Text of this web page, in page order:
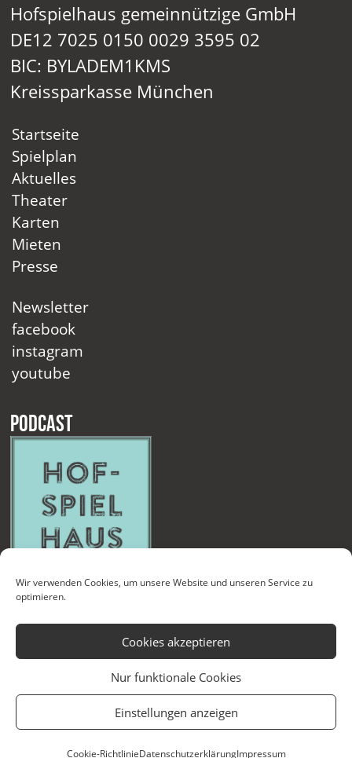
Wir verwenden Cookies, um unsere Website und unseren Service zu
optimieren.
Cookies akzeptieren
Nur funktionale Cookies
Einstellungen anzeigen
Cookie-RichtlinieDatenschutzerklärungImpressum
Hofspielhaus gemeinnützige GmbH
DE12 7025 0150 0029 3595 02
BIC: BYLADEM1KMS
Kreissparkasse München
Startseite
Spielplan
Aktuelles
Theater
Karten
Mieten
Presse
Newsletter
facebook
instagram
youtube
Podcast
Kontakt Newsletter Datenschutzerklärung Impressum
Cookie-Richtlinie (EU) Technische Betreuung